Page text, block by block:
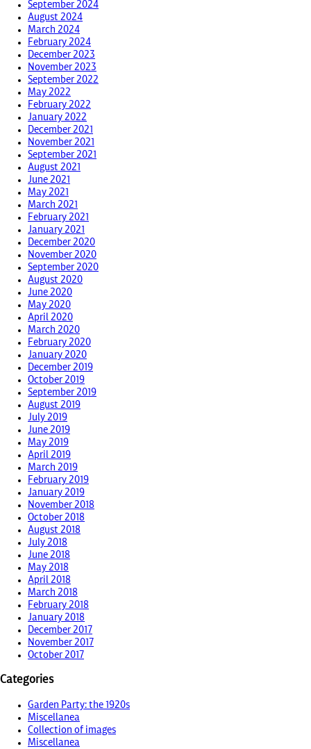
September 2024
August 2024
March 2024
February 2024
December 2023
November 2023
September 2022
May 2022
February 2022
January 2022
December 2021
November 2021
September 2021
August 2021
June 2021
May 2021
March 2021
February 2021
January 2021
December 2020
November 2020
September 2020
August 2020
June 2020
May 2020
April 2020
March 2020
February 2020
January 2020
December 2019
October 2019
September 2019
August 2019
July 2019
June 2019
May 2019
April 2019
March 2019
February 2019
January 2019
November 2018
October 2018
August 2018
July 2018
June 2018
May 2018
April 2018
March 2018
February 2018
January 2018
December 2017
November 2017
October 2017
Categories
Garden Party: the 1920s
Miscellanea
Collection of images
Miscellanea